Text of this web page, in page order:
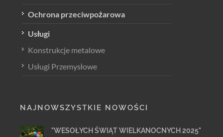
Ochrona przeciwpożarowa
Usługi
Konstrukcje metalowe
Usługi Przemysłowe
NAJNOWSZYSTKIE NOWOŚCI
"WESOŁYCH ŚWIĄT WIELKANOCNYCH 2025"